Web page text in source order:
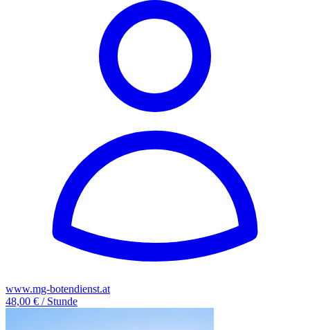
www.mg-botendienst.at
48,00 € / Stunde